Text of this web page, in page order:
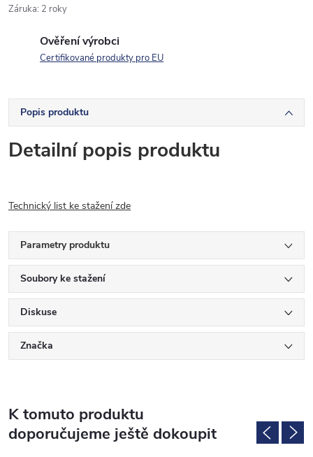
Záruka: 2 roky
Ověření výrobci
Certifikované produkty pro EU
Popis produktu
Detailní popis produktu
Technický list ke stažení zde
Parametry produktu
Soubory ke stažení
Diskuse
Značka
K tomuto produktu
doporučujeme ještě dokoupit